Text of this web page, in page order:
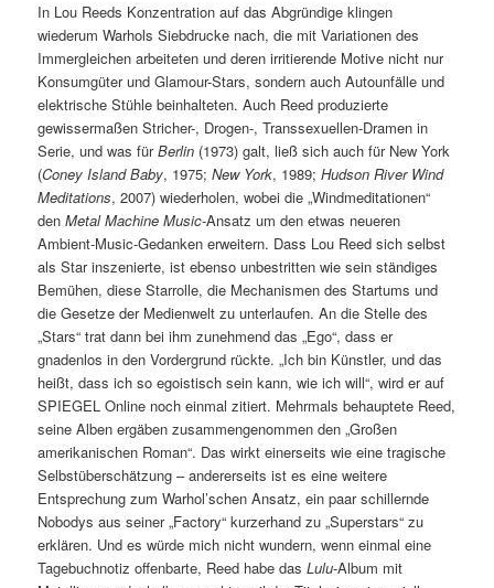
In Lou Reeds Konzentration auf das Abgründige klingen
wiederum Warhols Siebdrucke nach, die mit Variationen des
Immergleichen arbeiteten und deren irritierende Motive nicht nur
Konsumgüter und Glamour-Stars, sondern auch Autounfälle und
elektrische Stühle beinhalteten. Auch Reed produzierte
gewissermaßen Stricher-, Drogen-, Transsexuellen-Dramen in
Serie, und was fürBerlin (1973) galt, ließ sich auch für New York
(Coney Island Baby, 1975;New York, 1989;Hudson River Wind
Meditations, 2007) wiederholen, wobei die „Windmeditationen“
denMetal Machine Music-Ansatz um den etwas neueren
Ambient-Music-Gedanken erweitern. Dass Lou Reed sich selbst
als Star inszenierte, ist ebenso unbestritten wie sein ständiges
Bemühen, diese Starrolle, die Mechanismen des Startums und
die Gesetze der Medienwelt zu unterlaufen. An die Stelle des
„Stars“ trat dann bei ihm zunehmend das „Ego“, dass er
gnadenlos in den Vordergrund rückte. „Ich bin Künstler, und das
heißt, dass ich so egoistisch sein kann, wie ich will“, wird er auf
SPIEGEL Online noch einmal zitiert. Mehrmals behauptete Reed,
seine Alben ergäben zusammengenommen den „Großen
amerikanischen Roman“. Das wirkt einerseits wie eine tragische
Selbstüberschätzung – andererseits ist es eine weitere
Entsprechung zum Warhol’schen Ansatz, ein paar schillernde
Nobodys aus seiner „Factory“ kurzerhand zu „Superstars“ zu
erklären. Und es würde mich nicht wundern, wenn einmal eine
Tagebuchnotiz offenbarte, Reed habe dasLulu-Album mit